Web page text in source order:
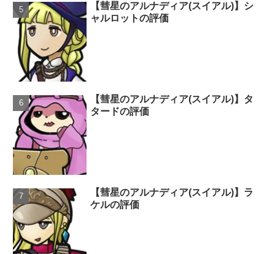
【彗星のアルナディア(スイアル)】シ
ャルロットの評価
【彗星のアルナディア(スイアル)】タ
タードの評価
【彗星のアルナディア(スイアル)】ラ
ケルの評価